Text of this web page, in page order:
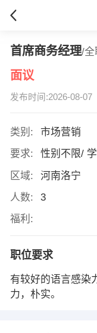
首席商务经理/全
面议
发布时间:2026-08-07
类别:
市场营销
要求:
性别不限/
区域:
河南洛宁
人数:
3
福利:
职位要求
有较好的语言感染
力，朴实。